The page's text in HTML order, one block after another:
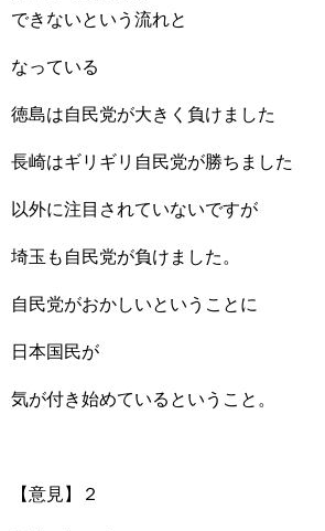
できないという流れと
なっている
徳島は自民党が大きく負けました
長崎はギリギリ自民党が勝ちました
以外に注目されていないですが
埼玉も自民党が負けました。
自民党がおかしいということに
日本国民が
気が付き始めているということ。
【意見】２